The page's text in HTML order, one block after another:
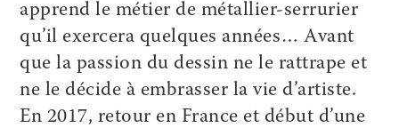
apprend le métier de métallier-serrurier
qu’il exercera quelques années… Avant
que la passion du dessin ne le rattrape et
ne le décide à embrasser la vie d’artiste.
En 2017, retour en France et début d’une